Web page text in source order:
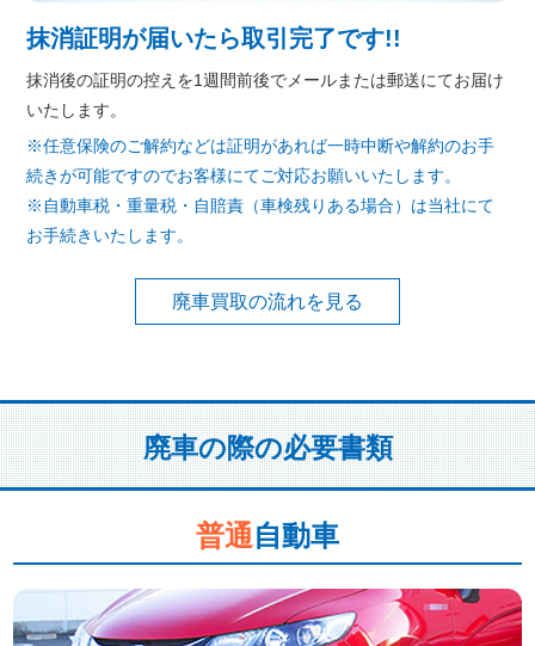
抹消証明が届いたら取引完了です!!
抹消後の証明の控えを1週間前後でメールまたは郵送にてお届け
いたします。
※任意保険のご解約などは証明があれば一時中断や解約のお手
続きが可能ですのでお客様にてご対応お願いいたします。
※自動車税・重量税・自賠責（車検残りある場合）は当社にて
お手続きいたします。
廃車買取の流れを見る
廃車の際の必要書類
普通自動車